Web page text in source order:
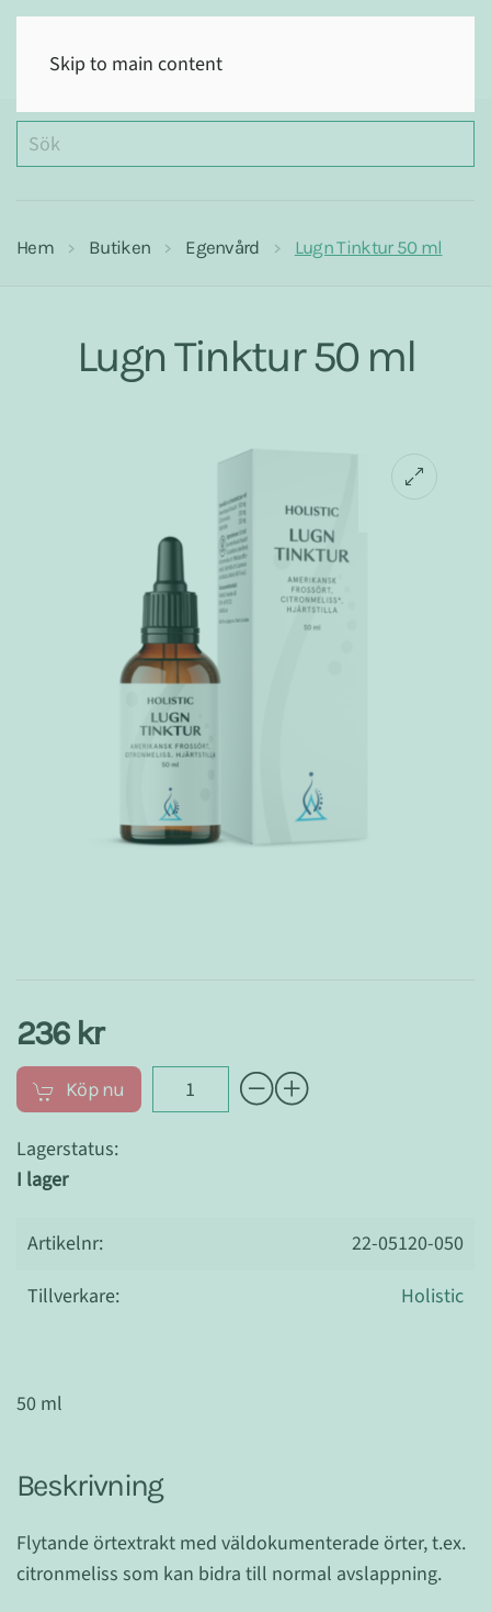
Skip to main content
Hem Butiken Egenvård Lugn Tinktur 50 ml
Lugn Tinktur 50 ml
236 kr
Köp nu
Lagerstatus:
I lager
Artikelnr:
22-05120-050
Tillverkare:
Holistic
50 ml
Beskrivning
Flytande örtextrakt med väldokumenterade örter, t.ex.
citronmeliss som kan bidra till normal avslappning.